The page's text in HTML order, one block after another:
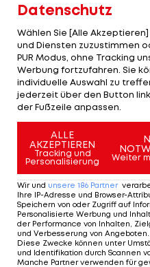
Hirscher: "Was er
zu fassen"
Hirscher gerät nach
Spezialisten über 8.276
Bolivien und
"Was er geleistet hat,
Außenstehender kann
einordnen. Alleine
auf dem Bock oben
froh, dass es vorbei ist."
Hirscher-Papa
Piloten gemacht, der
Datenschutz
Wählen Sie [Alle
und Diensten zuzustimmen
PUR Modus, ohne Tracking
Werbung fortzufahren. Sie
individuelle Auswahl zu
jederzeit über den Button
der Fußzeile anpassen.
ALLE
AKZEPTIEREN
Tracking und
Personalisierung
Weiter
Wir und unsere 186 Partner
Ihre IP-Adresse und Browser-
Speichern von oder Zugriff auf
Personalisierte Werbung und
der Performance von Inhalten,
und Verbesserung von Angeboten.
Diese Zwecke können unter
und Identifikation durch Scannen
Manche Partner verwenden für